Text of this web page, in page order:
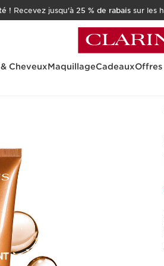
! Recevez jusqu'à 25 % de rabais sur les
CheveuxMaquillageCadeauxOffres